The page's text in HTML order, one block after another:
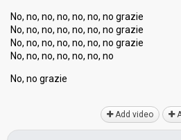
No, no, no, no, no, no, no grazie
No, no, no, no, no, no, no grazie
No, no, no, no, no, no, no grazie
No, no, no, no, no, no, no
No, no grаzie
Add video